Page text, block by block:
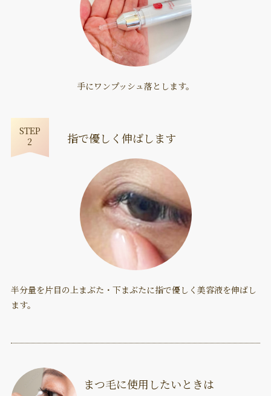
手にワンプッシュ落とします。
STEP
2
指で優しく伸ばします
半分量を片目の上まぶた・下まぶたに指で優しく美容液を伸ばし
ます。
まつ毛に使用したいときは